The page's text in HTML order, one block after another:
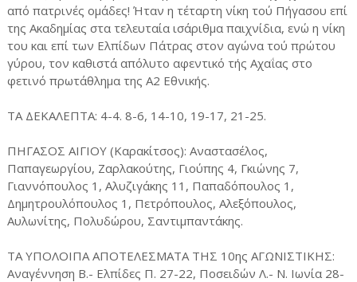
από πατρινές ομάδες! Ήταν η τέταρτη νίκη τού Πήγασου επί
της Ακαδημίας στα τελευταία ισάριθμα παιχνίδια, ενώ η νίκη
του και επί των Ελπίδων Πάτρας στον αγώνα τού πρώτου
γύρου, τον καθιστά απόλυτο αφεντικό τής Αχαΐας στο
φετινό πρωτάθλημα της Α2 Εθνικής.
ΤΑ ΔΕΚΑΛΕΠΤΑ: 4-4. 8-6, 14-10, 19-17, 21-25.
ΠΗΓΑΣΟΣ ΑΙΓΙΟΥ (Καρακίτσος): Αναστασέλος,
Παπαγεωργίου, Ζαρλακούτης, Γιούπης 4, Γκιώνης 7,
Γιαννόπουλος 1, Αλυζιγάκης 11, Παπαδόπουλος 1,
Δημητρουλόπουλος 1, Πετρόπουλος, Αλεξόπουλος,
Αυλωνίτης, Πολυδώρου, Σαντιμπαντάκης.
ΤΑ ΥΠΟΛΟΙΠΑ ΑΠΟΤΕΛΕΣΜΑΤΑ ΤΗΣ 10ης ΑΓΩΝΙΣΤΙΚΗΣ:
Αναγέννηση Β.- Ελπίδες Π. 27-22, Ποσειδών Λ.- Ν. Ιωνία 28-